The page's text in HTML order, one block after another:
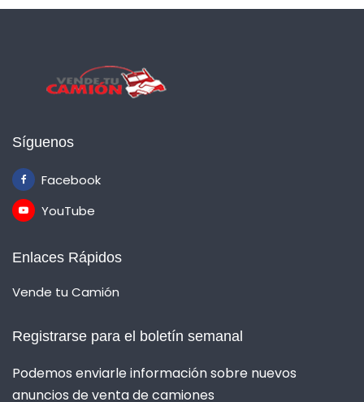
Síguenos
Facebook
YouTube
Enlaces Rápidos
Vende tu Camión
Registrarse para el boletín semanal
Podemos enviarle información sobre nuevos
anuncios de venta de camiones